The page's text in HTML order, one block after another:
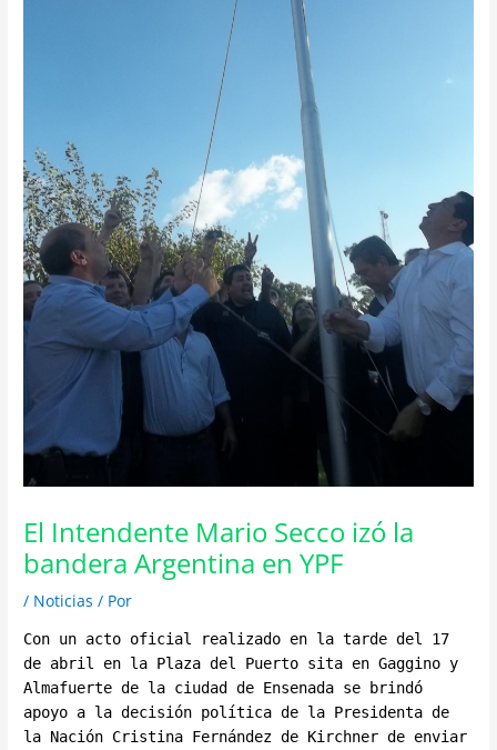
El Intendente Mario Secco izó la
bandera Argentina en YPF
/ Noticias / Por
Con un acto oficial realizado en la tarde del 17
de abril en la Plaza del Puerto sita en Gaggino y
Almafuerte de la ciudad de Ensenada se brindó
apoyo a la decisión política de la Presidenta de
la Nación Cristina Fernández de Kirchner de enviar